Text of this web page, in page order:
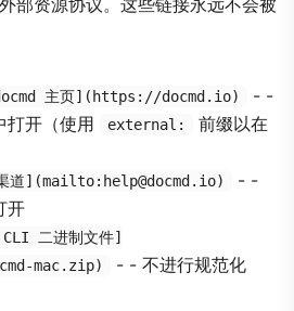
部资源协议。这些链接永远不会被
主页](https://docmd.io)
- -
打开（使用
external:
前缀以在
道](mailto:help@docmd.io)
- -
开
二进制文件]
mac.zip)
- - 不进行规范化